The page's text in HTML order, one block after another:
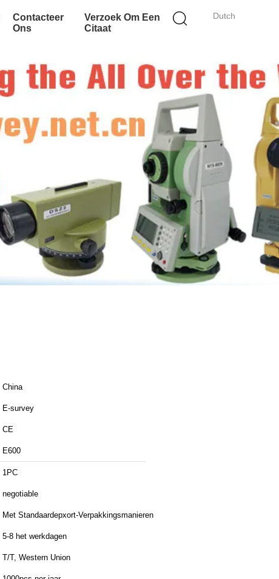
Dutch
Contacteer
Ons
Verzoek Om Een
Citaat
China
E-survey
CE
E600
1PC
negotiable
Met Standaardepxort-Verpakkingsmanieren
5-8 het werkdagen
T/T, Western Union